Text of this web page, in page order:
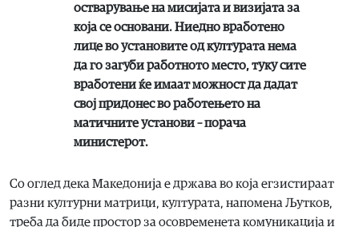
остварување на мисијата и визијата за
која се основани. Ниедно вработено
лице во установите од културата нема
да го загуби работното место, туку сите
вработени ќе имаат можност да дадат
свој придонес во работењето на
матичните установи – порача
министерот.
Со оглед дека Македонија е држава во која егзистираат
разни културни матрици, културата, напомена Љутков,
треба да биде простор за осовременета комуникација и